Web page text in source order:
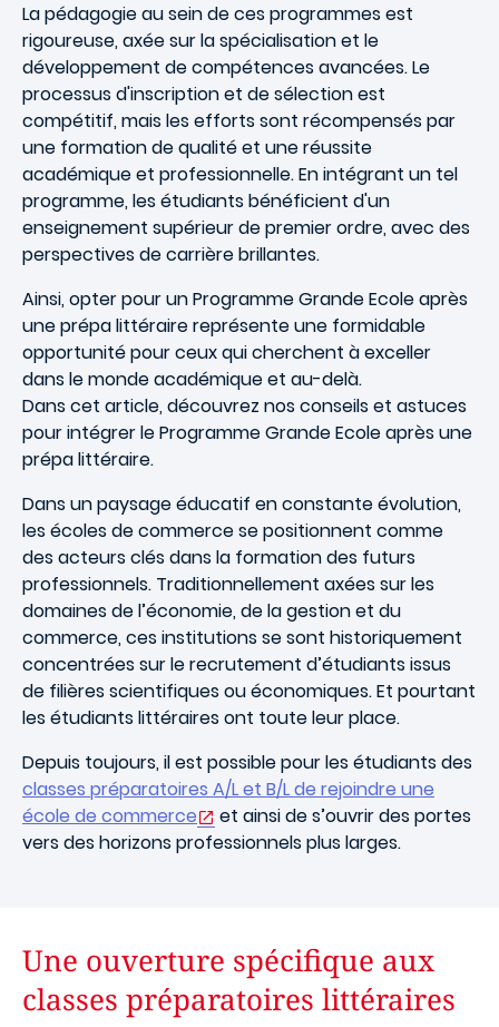
La pédagogie au sein de ces programmes est
rigoureuse, axée sur la spécialisation et le
développement de compétences avancées. Le
processus d'inscription et de sélection est
compétitif, mais les efforts sont récompensés par
une formation de qualité et une réussite
académique et professionnelle. En intégrant un tel
programme, les étudiants bénéficient d'un
enseignement supérieur de premier ordre, avec des
perspectives de carrière brillantes.
Ainsi, opter pour un Programme Grande Ecole après
une prépa littéraire représente une formidable
opportunité pour ceux qui cherchent à exceller
dans le monde académique et au-delà.
Dans cet article, découvrez nos conseils et astuces
pour intégrer le Programme Grande Ecole après une
prépa littéraire.
Dans un paysage éducatif en constante évolution,
les écoles de commerce se positionnent comme
des acteurs clés dans la formation des futurs
professionnels. Traditionnellement axées sur les
domaines de l’économie, de la gestion et du
commerce, ces institutions se sont historiquement
concentrées sur le recrutement d’étudiants issus
de filières scientifiques ou économiques. Et pourtant
les étudiants littéraires ont toute leur place.
Depuis toujours, il est possible pour les étudiants des
classes préparatoires A/L et B/L de rejoindre une
école de commerce
et ainsi de s’ouvrir des portes
vers des horizons professionnels plus larges.
Une ouverture spécifique aux
classes préparatoires littéraires